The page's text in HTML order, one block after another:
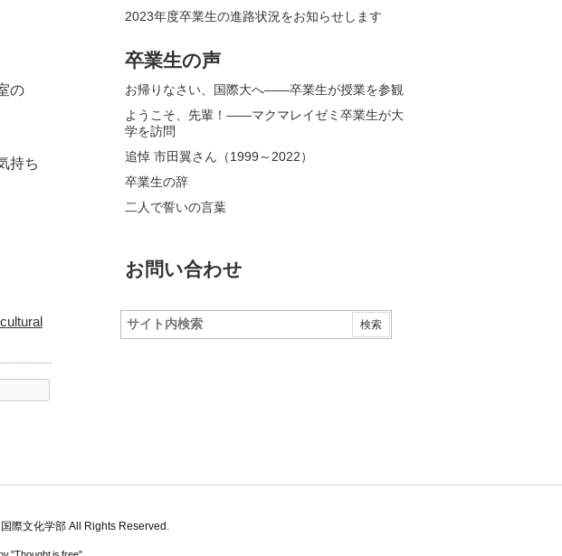
の
持ち
2023年度卒業生の進路状況をお知らせします
卒業生の声
お帰りなさい、国際大へ――卒業生が授業を参観
ようこそ、先輩！――マクマレイゼミ卒業生が大
学を訪問
追悼 市田翼さん（1999～2022）
卒業生の辞
二人で誓いの言葉
お問い合わせ
際文化学部 All Rights Reserved.